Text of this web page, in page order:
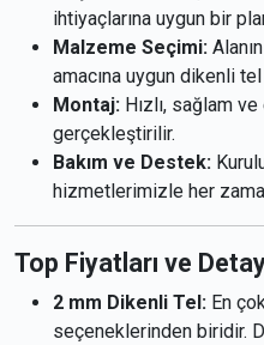
ihtiyaçlarına uygun bir
Malzeme Seçimi:
amacına uygun dikenli
Montaj: Hızlı, sağlam
gerçekleştirilir.
Bakım ve Destek:
hizmetlerimizle her
Top Fiyatları ve
2 mm Dikenli Tel: En
seçeneklerinden biridir.